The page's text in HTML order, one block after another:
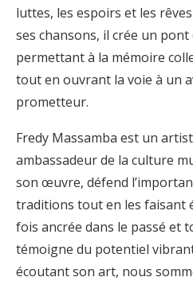
luttes, les espoirs et les
ses chansons, il crée un
permettant à la mémoire
tout en ouvrant la voie à un
prometteur.
Fredy Massamba est un
ambassadeur de la culture
son œuvre, défend
traditions tout en les faisant
fois ancrée dans le passé et
témoigne du potentiel
écoutant son art, nous